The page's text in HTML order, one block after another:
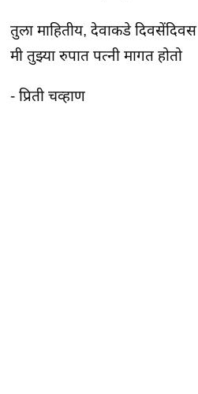
तुला माहितीय, देवाकडे दिवसेंदिवस
मी तुझ्या रुपात पत्नी मागत होतो
- प्रिती चव्हाण